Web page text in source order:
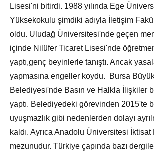
Lisesi'ni bitirdi. 1988 yılında Ege
Yüksekokulu şimdiki adıyla İletişim
oldu. Uludağ Üniversitesi'nde geçen
içinde Nilüfer Ticaret Lisesi'nde
yaptı,genç beyinlerle tanıştı. Ancak
yapmasına engeller koydu. Bursa
Belediyesi'nde Basın ve Halkla İlişkiler
yaptı. Belediyedeki görevinden 2015'te
uyuşmazlık gibi nedenlerden dolayı
kaldı. Ayrıca Anadolu Üniversitesi İktisat
mezunudur. Türkiye çapında bazı